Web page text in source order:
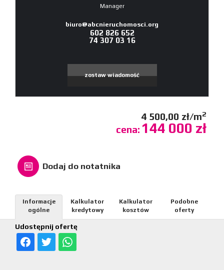
Manager
biuro@abcnieruchomosci.org
602 826 652
74 307 03 16
zostaw wiadomość
4 500,00 zł/m2
cena: 144 000 zł
Dodaj do notatnika
Udostępnij ofertę
Informacje
ogólne
Kalkulator
kredytowy
Kalkulator
kosztów
Podobne
oferty